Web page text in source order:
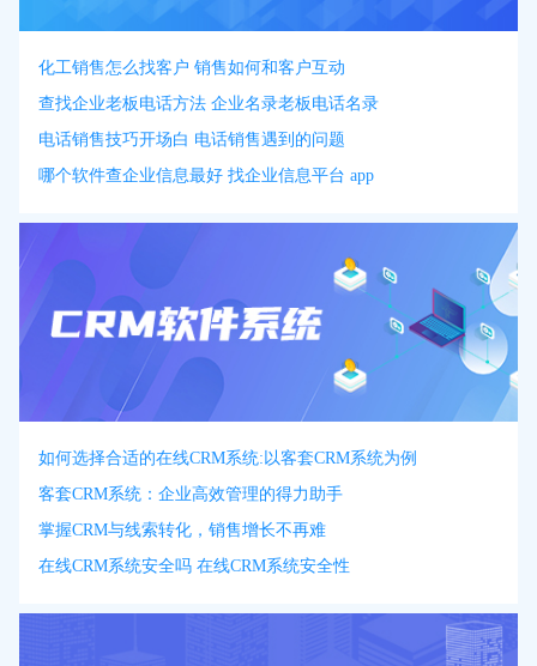
化工销售怎么找客户 销售如何和客户互动
查找企业老板电话方法 企业名录老板电话名录
电话销售技巧开场白 电话销售遇到的问题
哪个软件查企业信息最好 找企业信息平台 app
如何选择合适的在线CRM系统:以客套CRM系统为例
客套CRM系统：企业高效管理的得力助手
掌握CRM与线索转化，销售增长不再难
在线CRM系统安全吗 在线CRM系统安全性